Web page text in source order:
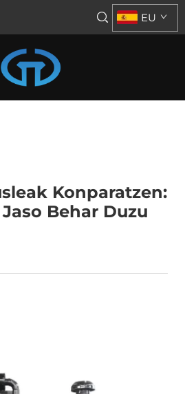
EU
Konparatzen:
Behar Duzu